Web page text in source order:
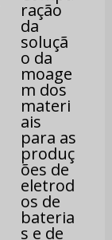
ração
da
soluçã
o da
moage
m dos
materi
ais
para as
produç
ões de
eletrod
os de
bateria
s e de